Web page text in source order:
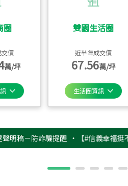
圈
交價
萬/坪
雙園生活圈
近半年成交價
67.56萬/坪
生活圈資訊
防詐騙提醒 ‧【#信義幸福挺不同】